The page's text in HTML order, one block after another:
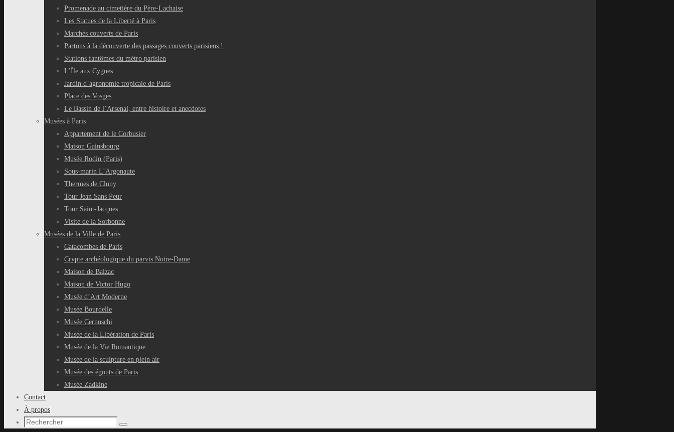
Promenade au cimetière du Père-Lachaise
Les Statues de la Liberté à Paris
Marchés couverts de Paris
Partons à la découverte des passages couverts parisiens !
Stations fantômes du métro parisien
L’Île aux Cygnes
Jardin d’agronomie tropicale de Paris
Place des Vosges
Le Bassin de l’Arsenal, entre histoire et anecdotes
Musées à Paris
Appartement de le Corbusier
Maison Gainsbourg
Musée Rodin (Paris)
Sous-marin L’Argonaute
Thermes de Cluny
Tour Jean Sans Peur
Tour Saint-Jacques
Visite de la Sorbonne
Musées de la Ville de Paris
Catacombes de Paris
Crypte archéologique du parvis Notre-Dame
Maison de Balzac
Maison de Victor Hugo
Musée d’Art Moderne
Musée Bourdelle
Musée Cernuschi
Musée de la Libération de Paris
Musée de la Vie Romantique
Musée de la sculpture en plein air
Musée des égouts de Paris
Musée Zadkine
Contact
À propos
Recherche
Rechercher